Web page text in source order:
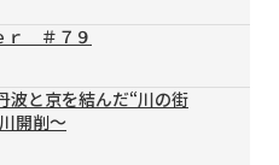
ｒ ＃７９
と京を結んだ“川の街
開削～